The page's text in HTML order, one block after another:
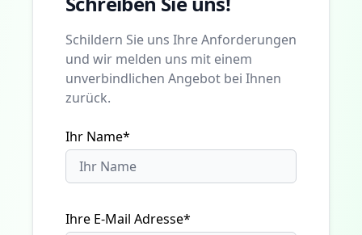
Schildern Sie uns Ihre Anforderungen
und wir melden uns mit einem
unverbindlichen Angebot bei Ihnen
zurück.
Ihr Name*
Ihre E-Mail Adresse*